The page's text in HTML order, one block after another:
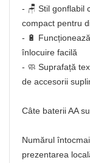
- 🪑 Stil gonflabil
compact pentru
- 🔋
înlocuire facilă
- 🧼 Suprafață
de accesorii
Câte baterii AA
Numărul
prezentarea